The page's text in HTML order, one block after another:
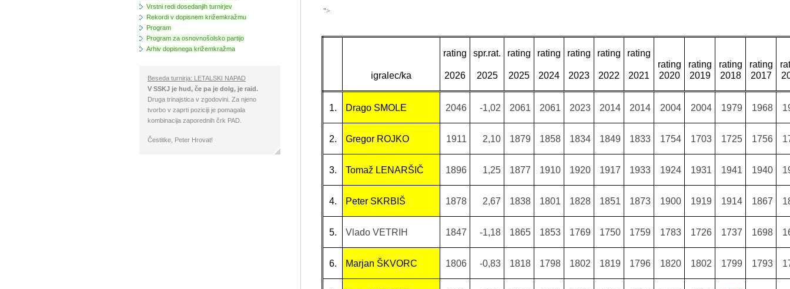
Vrstni redi dosedanjih turnirjev
Rekordi v dopisnem križemkražmu
Program
Program za osnovnošolsko partijo
Arhiv dopisnega križemkražma
Beseda turnirja: LETALSKI NAPAD
V SSKJ je hud, če pa je dolg, je raid.
Druga trinajstica v zgodovini. Za njeno
tvorbo v zaprti poziciji je pomagala
kombinacija zaporednih črk PAD.
Čestitke, Peter Hrovat!
">
igralec/ka
rating
2026
spr.rat.
2025
rating
2025
rating
2024
rating
2023
rating
2022
rating
2021
rating
2020
rating
2019
rating
2018
rating
2017
1. Drago SMOLE 2046 -1,02 2061 2061 2023 2014 2014 2004 2004 1979 1968
2. Gregor ROJKO 1911 2,10 1879 1858 1834 1849 1833 1754 1703 1725 1756
3. Tomaž LENARŠIČ 1896 1,25 1877 1910 1920 1917 1933 1924 1931 1941 1940
4. Peter SKRBIŠ 1878 2,67 1838 1801 1828 1851 1873 1900 1919 1914 1867
5. Vlado VETRIH 1847 -1,18 1865 1853 1769 1750 1759 1783 1726 1737 1698
6. Marjan ŠKVORC 1806 -0,83 1818 1798 1802 1819 1796 1820 1802 1799 1793